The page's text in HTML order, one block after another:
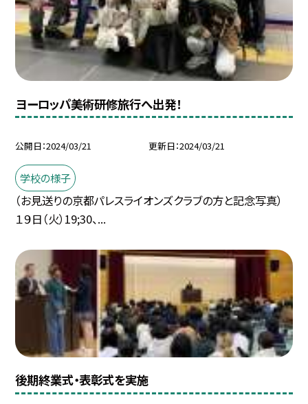
ヨーロッパ美術研修旅行へ出発！
公開日 2024/03/21 更新日 2024/03/21
学校の様子
（お見送りの京都パレスライオンズクラブの方と記念写真）
１９日（火）19;30、...
後期終業式・表彰式を実施